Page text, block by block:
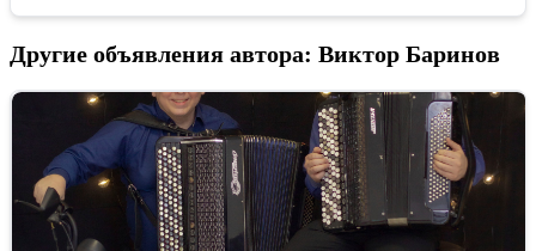
Другие объявления автора: Виктор Баринов